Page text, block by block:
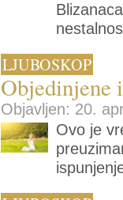
LJUBOSKOP
Objedinjene
Objavljen: 20.
Ovo je